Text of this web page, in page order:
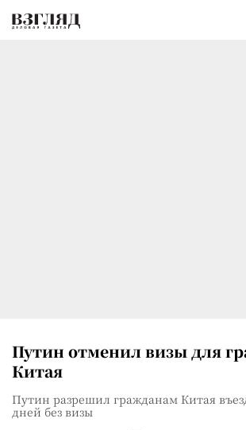
Путин отменил визы для
Китая
Путин разрешил гражданам Китая
дней без визы